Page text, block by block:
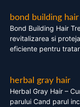
bond building
Bond Building Hair
revitalizarea si
eficiente pentru
herbal gray hair
Herbal Gray Hair –
parului Cand parul